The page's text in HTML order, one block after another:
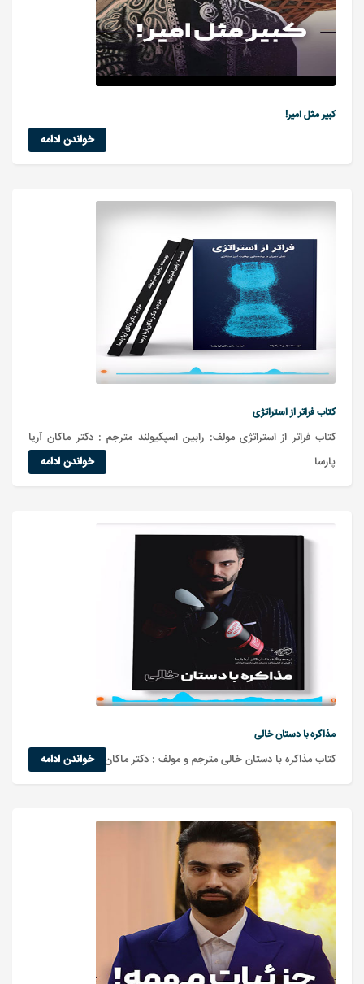
کبیر مثل امیر!
خواندن ادامه
کتاب فراتر از استراتژی
کتاب فراتر از استراتژی مولف: رابین اسپکیولند مترجم : دکتر ماکان آریا
پارسا
خواندن ادامه
مذاکره با دستان خالی
کتاب مذاکره با دستان خالی مترجم و مولف : دکتر ماکان آریا پارسا
خواندن ادامه